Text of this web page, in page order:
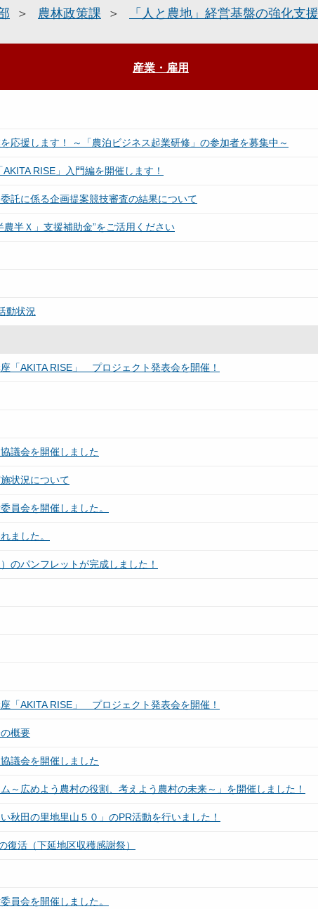
農林政策課 「人と農地」経営基盤の強化支援
産業・雇用
応援します！ ～「農泊ビジネス起業研修」の参加者を募集中～
RISE」入門編を開催します！
託に係る企画提案競技審査の結果について
農半Ｘ」支援補助金”をご活用ください
動状況
「AKITA RISE」 プロジェクト発表会を開催！
議会を開催しました
状況について
員会を開催しました。
ました。
のパンフレットが完成しました！
「AKITA RISE」 プロジェクト発表会を開催！
概要
議会を開催しました
～広めよう農村の役割、考えよう農村の未来～」を開催しました！
秋田の里地里山５０」のPR活動を行いました！
復活（下延地区収穫感謝祭）
員会を開催しました。